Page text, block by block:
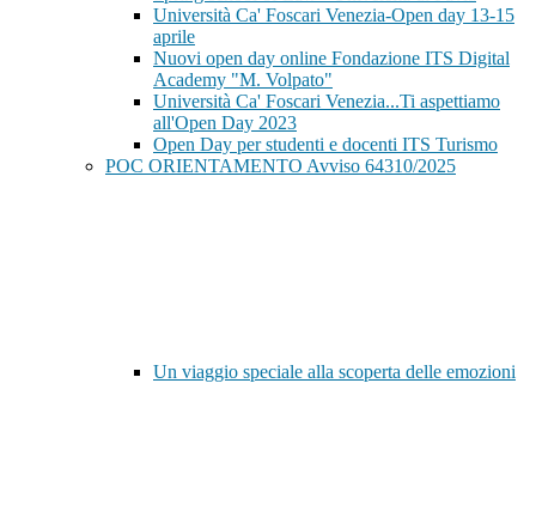
Università Ca' Foscari Venezia-Open day 13-15
aprile
Nuovi open day online Fondazione ITS Digital
Academy "M. Volpato"
Università Ca' Foscari Venezia...Ti aspettiamo
all'Open Day 2023
Open Day per studenti e docenti ITS Turismo
POC ORIENTAMENTO Avviso 64310/2025
Un viaggio speciale alla scoperta delle emozioni